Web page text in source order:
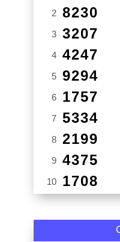
2 8230
3 3207
4 4247
5 9294
6 1757
7 5334
8 2199
9 4375
10 1708